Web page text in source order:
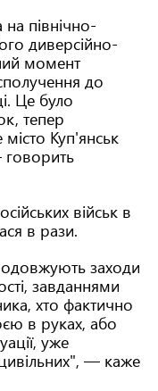
північно-
диверсійно-
момент
до
Це було
тепер
місто Куп'янськ
військ в
в рази.
заходи
завданнями
хто фактично
в руках, або
уже
цивільних", — каже